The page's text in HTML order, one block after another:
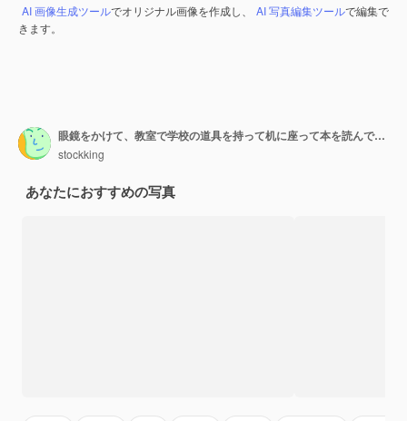
AI 画像生成ツールでオリジナル画像を作成し、 AI 写真編集ツールで編集で
きます。
眼鏡をかけて、教室で学校の道具を持って机に座って本を読んで喜んでいる若い女性教師
stockking
あなたにおすすめの写真